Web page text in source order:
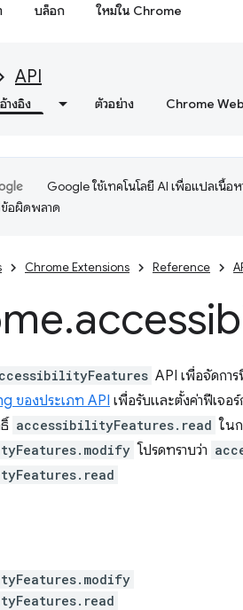
บล็อก ใหม่ใน Chrome
API
างอิง ตัวอย่าง Chrome
Google ใช้เทคโนโลยี AI เพื่อแปลเนื้อ
อผิดพลาด
Chrome Extensions Reference
.
API เพื่อจัดกา
ของประเภท API เพื่อรับและตั้งค่าฟีเจอ
accessibilityFeatures.read ใน
โปรดทราบว่า